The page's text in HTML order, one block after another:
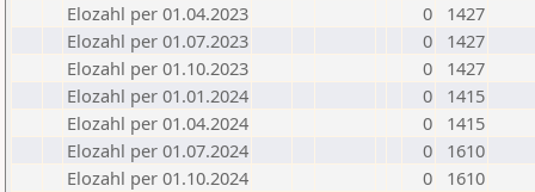
Elozahl per 01.04.2023
0
1427
Elozahl per 01.07.2023
0
1427
Elozahl per 01.10.2023
0
1427
Elozahl per 01.01.2024
0
1415
Elozahl per 01.04.2024
0
1415
Elozahl per 01.07.2024
0
1610
Elozahl per 01.10.2024
0
1610